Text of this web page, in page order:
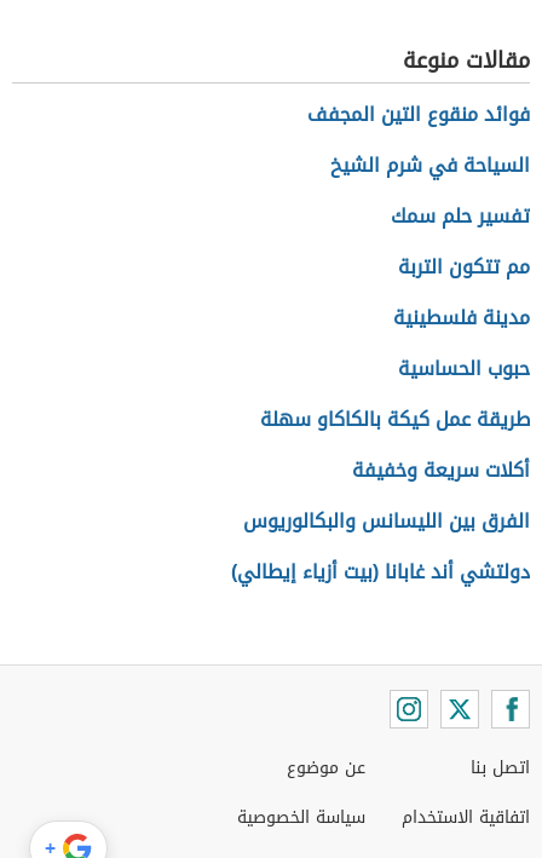
مقالات منوعة
فوائد منقوع التين المجفف
السياحة في شرم الشيخ
تفسير حلم سمك
مم تتكون التربة
مدينة فلسطينية
حبوب الحساسية
طريقة عمل كيكة بالكاكاو سهلة
أكلات سريعة وخفيفة
الفرق بين الليسانس والبكالوريوس
دولتشي أند غابانا (بيت أزياء إيطالي)
اتصل بنا
اتفاقية الاستخدام
عن موضوع
سياسة الخصوصية
+